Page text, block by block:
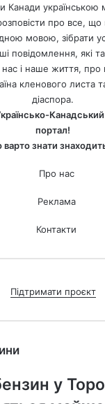
Канади українською
про все, що
мовою, зібрати
повідомлення, які
нас і наше життя,
кленового листа
діаспора.
портал!
знати
Про нас
Реклама
Контакти
Підтримати проєкт
у